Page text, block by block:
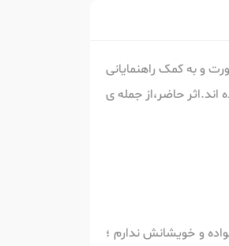
و به کمک راهنمایانی
حاضر،از جمله ی
و خویشانش ندارم ؛